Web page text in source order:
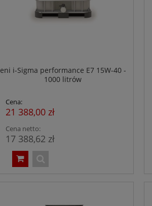
eni i-Sigma performance E7 15W-40 -
1000 litrów
Cena:
21 388,00 zł
Cena netto:
17 388,62 zł